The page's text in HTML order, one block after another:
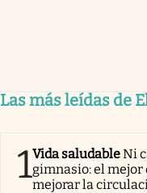
Las más leídas de
1Vida saludableNi
gimnasio: el mejor
mejorar la